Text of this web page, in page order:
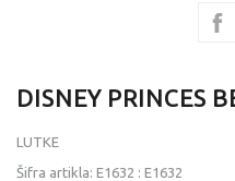
DISNEY PRINCES
LUTKE
Šifra artikla: E1632 : E1632